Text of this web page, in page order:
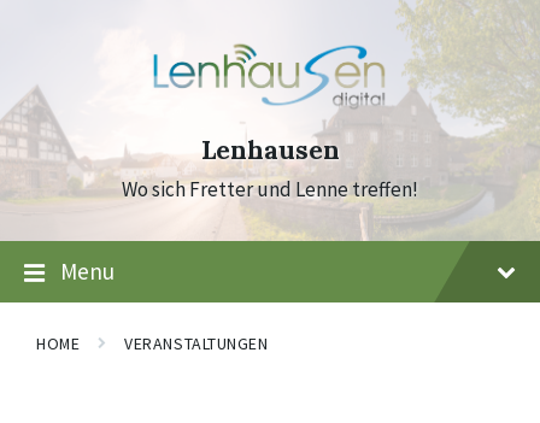
Lenhausen
Wo sich Fretter und Lenne treffen!
Menu
HOME VERANSTALTUNGEN